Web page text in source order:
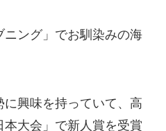
ニング」でお馴染みの海
興味を持っていて、高
大会」で新人賞を受賞